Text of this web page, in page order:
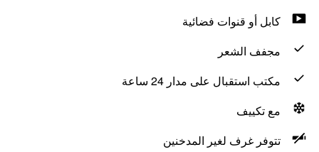
كابل أو قنوات فضائية
مجفف الشعر
مكتب استقبال على مدار 24 ساعة
مع تكييف
تتوفر غرف لغير المدخنين